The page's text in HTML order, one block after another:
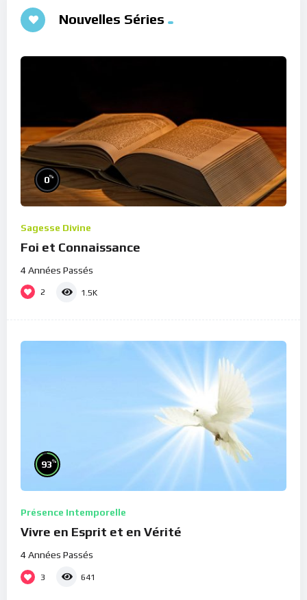
Nouvelles Séries
0%
Sagesse Divine
Foi et Connaissance
4 Années Passés
2 1.5K
93%
Présence Intemporelle
Vivre en Esprit et en Vérité
4 Années Passés
3 641